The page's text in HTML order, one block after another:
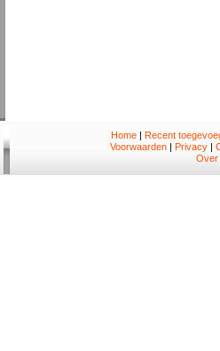
Home| Recent
Voorwaarden | Privacy |
Over